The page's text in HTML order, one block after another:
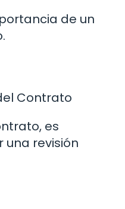
de un
Contrato
es
revisión